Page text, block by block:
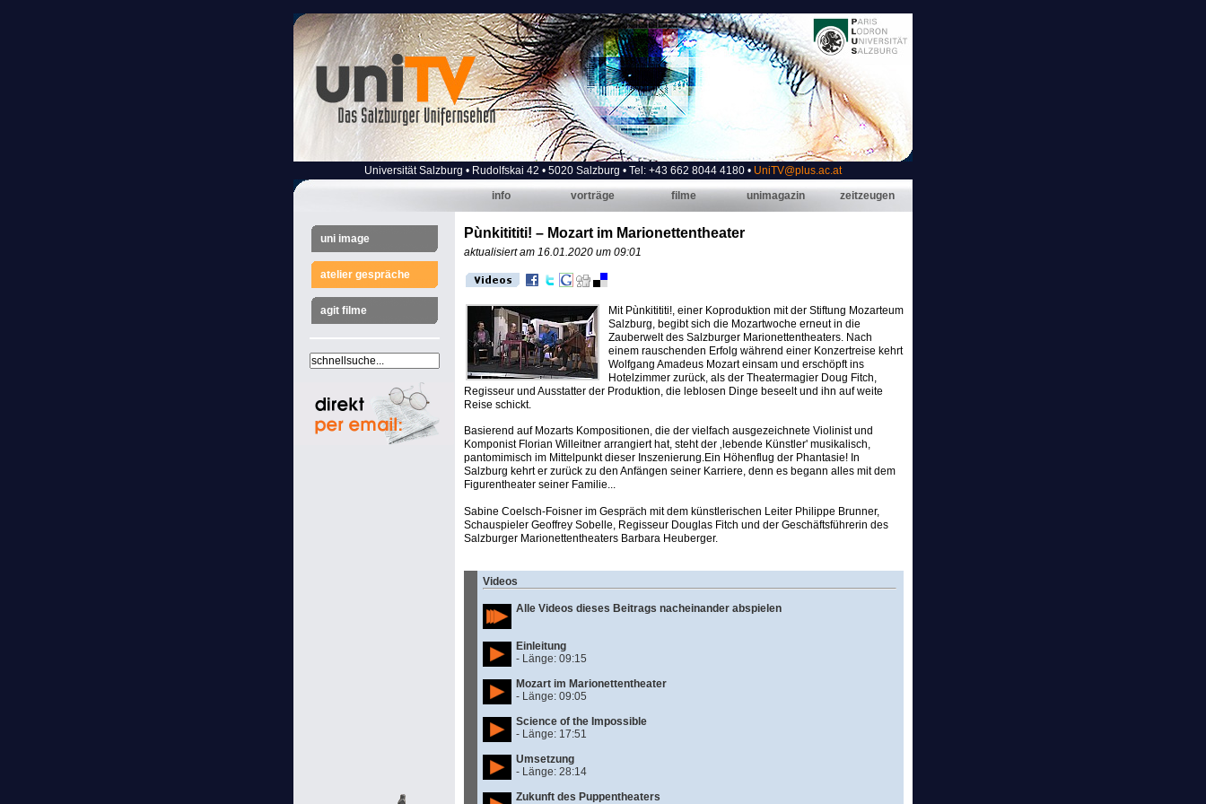
Universität Salzburg • Rudolfskai 42 • 5020 Salzburg • Tel: +43 662 8044 4180 • UniTV@plus.ac.at
zeitzeugen
unimagazin
filme
vorträge
info
uni image
atelier gespräche
agit filme
Pùnkitititi! – Mozart im Marionettentheater
aktualisiert am 16.01.2020 um 09:01
Mit Pùnkitititi!, einer Koproduktion mit der Stiftung Mozarteum
Salzburg, begibt sich die Mozartwoche erneut in die
Zauberwelt des Salzburger Marionettentheaters. Nach
einem rauschenden Erfolg während einer Konzertreise kehrt
Wolfgang Amadeus Mozart einsam und erschöpft ins
Hotelzimmer zurück, als der Theatermagier Doug Fitch,
Regisseur und Ausstatter der Produktion, die leblosen Dinge beseelt und ihn auf weite
Reise schickt.
Basierend auf Mozarts Kompositionen, die der vielfach ausgezeichnete Violinist und
Komponist Florian Willeitner arrangiert hat, steht der ‚lebende Künstler' musikalisch,
pantomimisch im Mittelpunkt dieser Inszenierung.Ein Höhenflug der Phantasie! In
Salzburg kehrt er zurück zu den Anfängen seiner Karriere, denn es begann alles mit dem
Figurentheater seiner Familie...
Sabine Coelsch-Foisner im Gespräch mit dem künstlerischen Leiter Philippe Brunner,
Schauspieler Geoffrey Sobelle, Regisseur Douglas Fitch und der Geschäftsführerin des
Salzburger Marionettentheaters Barbara Heuberger.
Videos
Alle Videos dieses Beitrags nacheinander abspielen
Einleitung
- Länge: 09:15
Mozart im Marionettentheater
- Länge: 09:05
Science of the Impossible
- Länge: 17:51
Umsetzung
- Länge: 28:14
Zukunft des Puppentheaters